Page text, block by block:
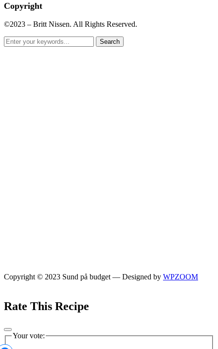
Copyright
©2023 – Britt Nissen. All Rights Reserved.
Copyright © 2023 Sund på budget — Designed by WPZOOM
Rate This Recipe
Your vote: